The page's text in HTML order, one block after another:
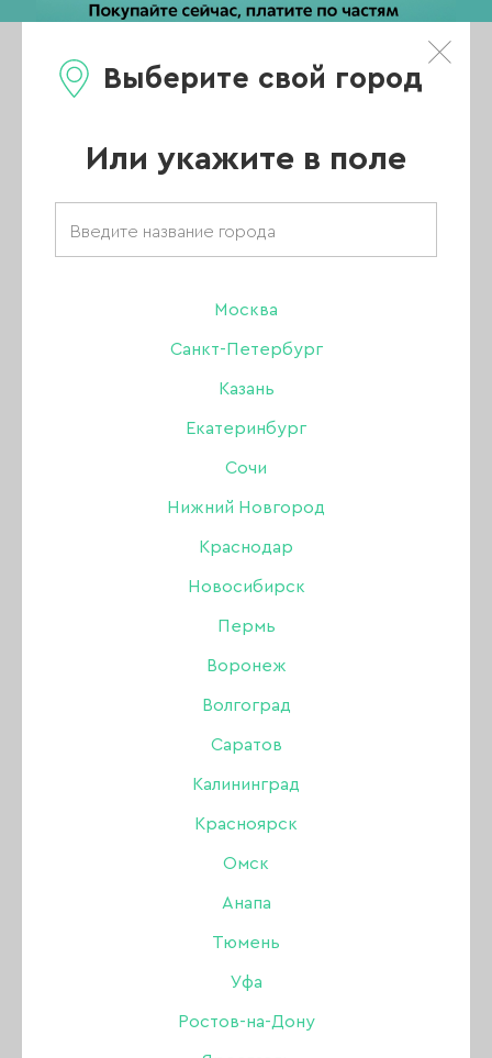
Выберите свой город
Или укажите в поле
Москва
Санкт-Петербург
Казань
Екатеринбург
Сочи
Нижний Новгород
Краснодар
Новосибирск
Пермь
Воронеж
Волгоград
Саратов
Калининград
Красноярск
Омск
Анапа
Тюмень
Уфа
Ростов-на-Дону
Каталог
Главная/
Каталог/
Аэрография/
Сопло для аэрографа, резьба, диаметр 0,3 мм
Сопло для аэрографа,
резьба, диаметр 0,3 мм